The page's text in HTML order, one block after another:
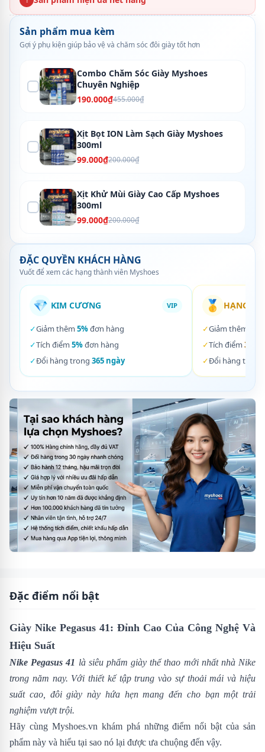
Sản phẩm mua kèm
Gợi ý phụ kiện giúp bảo vệ và chăm sóc đôi giày tốt hơn
Combo Chăm Sóc Giày Myshoes
Chuyên Nghiệp
190.000₫455.000₫
Xịt Bọt ION Làm Sạch Giày Myshoes
300ml
99.000₫200.000₫
Xịt Khử Mùi Giày Cao Cấp Myshoes
300ml
99.000₫200.000₫
ĐẶC QUYỀN KHÁCH HÀNG
Vuốt để xem các hạng thành viên Myshoes
💎 KIM CƯƠNG VIP
✓Giảm thêm 5%đơn hàng
✓Tích điểm 5%đơn hàng
✓Đổi hàng trong 365 ngày
🥇 HẠNG
✓Giảm thêm
✓Tích điểm 3%
✓Đổi hàng trong
Đặc điểm nổi bật
Giày Nike Pegasus 41: Đỉnh Cao Của Công Nghệ Và
Hiệu Suất
Nike Pegasus 41 là siêu phẩm giày thể thao mới nhất nhà Nike
trong năm nay. Với thiết kế tập trung vào sự thoải mái và hiệu
suất cao, đôi giày này hứa hẹn mang đến cho bạn một trải
nghiệm vượt trội.
Hãy cùng Myshoes.vn khám phá những điểm nổi bật của sản
phẩm này và hiểu tại sao nó lại được ưa chuộng đến vậy.